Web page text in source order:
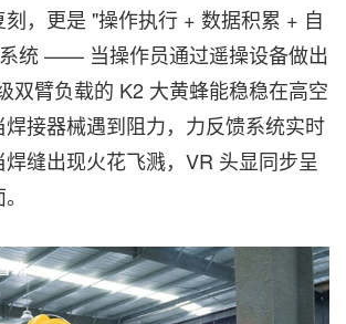
，更是 "操作执行 + 数据积累 + 自
统 —— 当操作员通过遥操设备做出
双臂负载的 K2 大黄蜂能稳稳在高空
接器械遇到阻力，力反馈系统实时
缝出现火花飞溅，VR 头显同步呈